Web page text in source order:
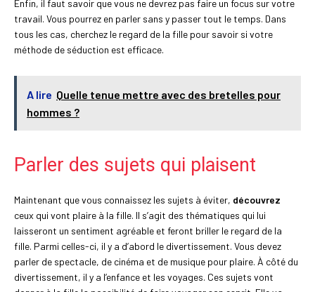
Enfin, il faut savoir que vous ne devrez pas faire un focus sur votre
travail. Vous pourrez en parler sans y passer tout le temps. Dans
tous les cas, cherchez le regard de la fille pour savoir si votre
méthode de séduction est efficace.
A lire Quelle tenue mettre avec des bretelles pour
hommes ?
Parler des sujets qui plaisent
Maintenant que vous connaissez les sujets à éviter, découvrez
ceux qui vont plaire à la fille. Il s’agit des thématiques qui lui
laisseront un sentiment agréable et feront briller le regard de la
fille. Parmi celles-ci, il y a d’abord le divertissement. Vous devez
parler de spectacle, de cinéma et de musique pour plaire. À côté du
divertissement, il y a l’enfance et les voyages. Ces sujets vont